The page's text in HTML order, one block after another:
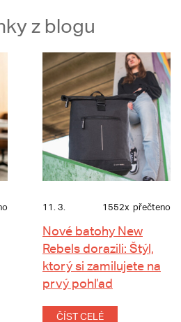
z blogu
11. 3. 1552x přečteno
Nové batohy New
Rebels dorazili: Štýl,
ktorý si zamilujete na
prvý pohľad
ČÍST CELÉ